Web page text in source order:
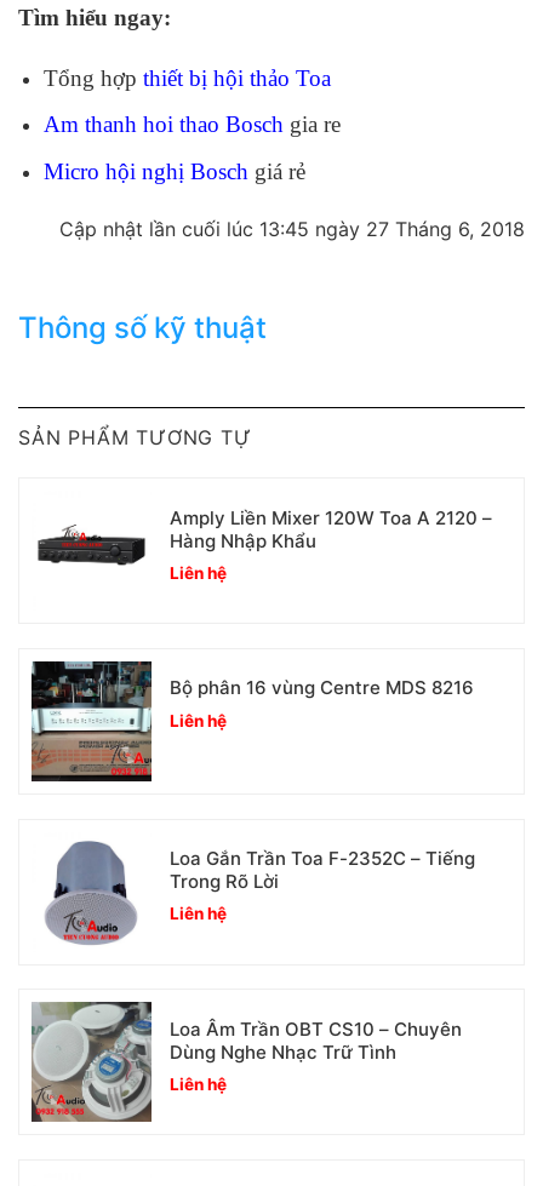
Tìm hiểu ngay:
Tổng hợp thiết bị hội thảo Toa
Am thanh hoi thao Boschgia re
Micro hội nghị Bosch giá rẻ
Cập nhật lần cuối lúc 13:45 ngày 27 Tháng 6, 2018
Thông số kỹ thuật
SẢN PHẨM TƯƠNG TỰ
Amply Liền Mixer 120W Toa A 2120 –
Hàng Nhập Khẩu
Liên hệ
Bộ phân 16 vùng Centre MDS 8216
Liên hệ
Loa Gắn Trần Toa F-2352C – Tiếng
Trong Rõ Lời
Liên hệ
Loa Âm Trần OBT CS10 – Chuyên
Dùng Nghe Nhạc Trữ Tình
Liên hệ